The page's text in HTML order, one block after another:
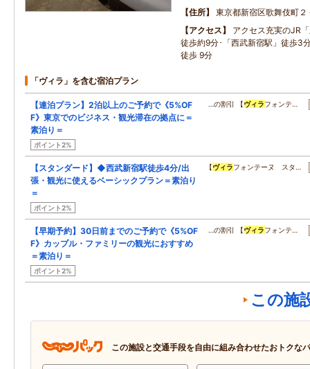
住所
東京都新宿区歌舞伎町２
アクセス
アクセス充実のJR
徒歩約9分･「西武新宿駅」徒歩3
徒歩 9分
「ヴィラ」を含む宿泊プラン
【連泊プラン】2泊以上のご予約で《5%OF
F》東京でのビジネス・観光滞在の拠点に＝
素泊り＝
ポイント2%
…の割引 【ヴィラフォンテ…
【スタンダード】◆西武新宿駅徒歩4分/出
張・観光に使えるベーシックプラン＝素泊り
＝
ポイント2%
【ヴィラフォンテーヌ スタ…
【早期予約】30日前までのご予約で《5%OF
F》カップル・ファミリーの観光におすすめ
＝素泊り＝
ポイント2%
…の割引 【ヴィラフォンテ…
この施
この施設と交通手段を自由に組み合わせたおトクな